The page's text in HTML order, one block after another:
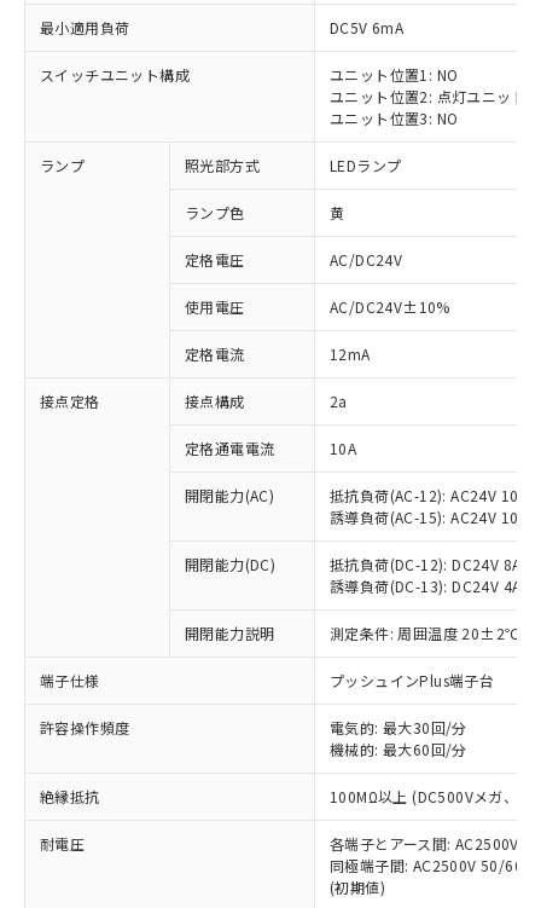
最小適用負荷 DC5V 6mA
スイッチユニット構成
ユニット位置1: NO
ユニット位置2: 点灯ユニット
ユニット位置3: NO
ランプ 照光部方式 LEDランプ
ランプ色 黄
定格電圧 AC/DC24V
使用電圧 AC/DC24V±10%
定格電流 12mA
接点定格 接点構成 2a
定格通電電流 10A
開閉能力(AC)
抵抗負荷(AC-12): AC24V 10A/
誘導負荷(AC-15): AC24V
開閉能力(DC)
抵抗負荷(DC-12): DC24V 8A/
誘導負荷(DC-13): DC24V 4A/
開閉能力説明 測定条件: 周囲温度 20±2℃、
端子仕様 プッシュインPlus端子台
許容操作頻度
電気的: 最大30回/分
機械的: 最大60回/分
絶縁抵抗 100MΩ以上 (DC500Vメガ、点
耐電圧
各端子とアース間: AC2500V
同極端子間: AC2500V 50/
(初期値)
ご利用条件
以下の条件をお読みいただき、同意のうえ
ご利用ください。
本サービスは、当社制御機器事業取扱
商品の当社在庫状況および標準価格
(税抜)を提供させていただくもので
当社制御機器事業取扱商品の中には、
本サービスの対象外となる商品もある
ことをご了承ください。
在庫状況および標準価格照会結果は、
記載している更新日時点での社内デー
タに基づき作成されるものであり、閲
覧された時点での実際の在庫および標
準価格とは異なる場合があることをご
※1 対応状況
対応済み：EU RoHS指令（10物質）の
非含有に対応した製品が提供可能な商品で
す。
対応予定：EU RoHS指令（10物質）の非含
有に対応した製品に切り替える予定のある
対応予定なし：EU RoHS指令（10物質）の
非含有に非対応の商品で、対応品を出す予
定はありません。
調査・確認中：EU RoHS指令（10物質）の
非含有の対応状況を調査中または確認中の
非該当品：ライセンス料など無形物で、有
害物質有無と関係のない商品です。
仕入先様の事情により、非含有部品として
いたものが、含有品と判明した場合などや
むを得ず変更することがあります。
六価クロム(Cr(Ⅵ)) 1000ppm以下、ポリ臭化ビフェニル
類(PBB) 1000ppm以下、ポリ臭化ジフェニルエーテル類
「○」：最大均質材料含有率が中国RoHSの
基準値以下であることを示します。
「×」：最大均質材料含有率が中国RoHSの
基準値を超えていることを示します。
「－」：未確認です。当社販売部門へお問
*中国RoHS10物質の基準値 (GB/T26572)：
Pb(鉛) :1000ppm、 Hg(水銀) : 1000ppm、 Cd(カドミウ
Cr(Ⅵ)(六価クロム) : 1000ppm、 PBBs(ポリ臭化ビフェ
当社は、これら貴社製品のうち、外国
為替および外国貿易法に定める商品
（以下｢規制貨物等」という）を輸出
または国外への提供する場合は、日本
国政府の輸出許可(または役務取引許
可)を取得するなどの必要な手続きを